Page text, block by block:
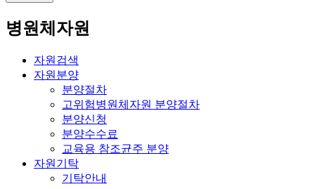
병원체자원
자원검색
자원분양
분양절차
고위험병원체자원 분양절차
분양신청
분양수수료
교육용 참조균주 분양
자원기탁
기탁안내